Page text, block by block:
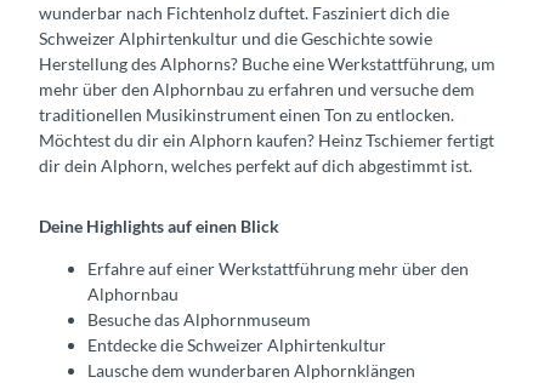
wunderbar nach Fichtenholz duftet. Fasziniert dich die
Schweizer Alphirtenkultur und die Geschichte sowie
Herstellung des Alphorns? Buche eine Werkstattführung, um
mehr über den Alphornbau zu erfahren und versuche dem
traditionellen Musikinstrument einen Ton zu entlocken.
Möchtest du dir ein Alphorn kaufen? Heinz Tschiemer fertigt
dir dein Alphorn, welches perfekt auf dich abgestimmt ist.
Deine Highlights auf einen Blick
Erfahre auf einer Werkstattführung mehr über den
Alphornbau
Besuche das Alphornmuseum
Entdecke die Schweizer Alphirtenkultur
Lausche dem wunderbaren Alphornklängen